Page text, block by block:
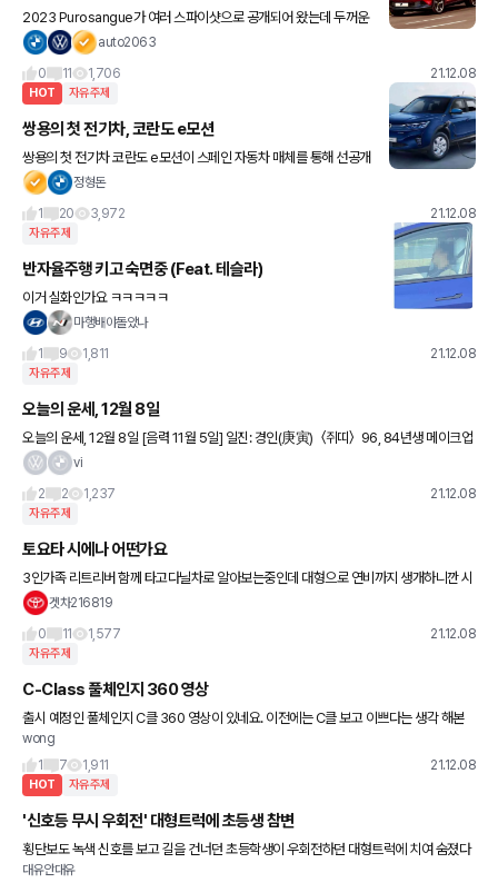
2023 Purosangue가 여러 스파이샷으로 공개되어 왔는데 두꺼운
위장막을 벗으면 어떨까요… ㅎ superrenderscars라는 인스타
auto2063
0
11 1,706 21.12.08
HOT 자유주제
쌍용의 첫 전기차, 코란도 e모션
쌍용의 첫 전기차 코란도 e모션이 스페인 자동차 매체를 통해 선공개
되었네요 내연기관 코란도를 기반으로 만들었고 출력은 190마력, 3정형돈
1
20 3,972 21.12.08
자유주제
반자율주행 키고 숙면중 (Feat. 테슬라)
이거 실화인가요 ㅋㅋㅋㅋㅋ
마행배야돌았나
1
9 1,811 21.12.08
자유주제
오늘의 운세, 12월 8일
오늘의 운세, 12월 8일 [음력 11월 5일] 일진: 경인(庚寅) 〈쥐띠〉 96, 84년생 메이크업
이나 헤어스타일의 변화를 주면 뜻밖의 행운이 오니 한번 시도해 보라. 72년생 대인 관계
vi
2
2 1,237 21.12.08
자유주제
토요타 시에나 어떤가요
3인가족 리트리버 함께 타고다닐차로 알아보는중인데 대형으로 연비까지 생개하니깐 시
에나가 눈에 들어오더라고요 여러분 의견 듣습니다
겟차216819
0
11 1,577 21.12.08
자유주제
C-Class 풀체인지 360 영상
출시 예정인 풀체인지 C클 360 영상이 있네요. 이전에는 C클 보고 이쁘다는 생각 해본
적 없는데 이번 풀체인지는 눈에 들어 오네요. (이거 보다가 EQS 외관 프로포션 보면 한
숨이 나오는...
wong
1
7 1,911 21.12.08
HOT 자유주제
'신호등 무시 우회전' 대형트럭에 초등생 참변
횡단보도 녹색 신호를 보고 길을 건너던 초등학생이 우회전하던 대형트럭에 치여 숨졌다
고 하네요.. 통학로 근처에 공사가 한창이었지만, 별다른 어린이 보호장치는 없었고 운전
대유안대유